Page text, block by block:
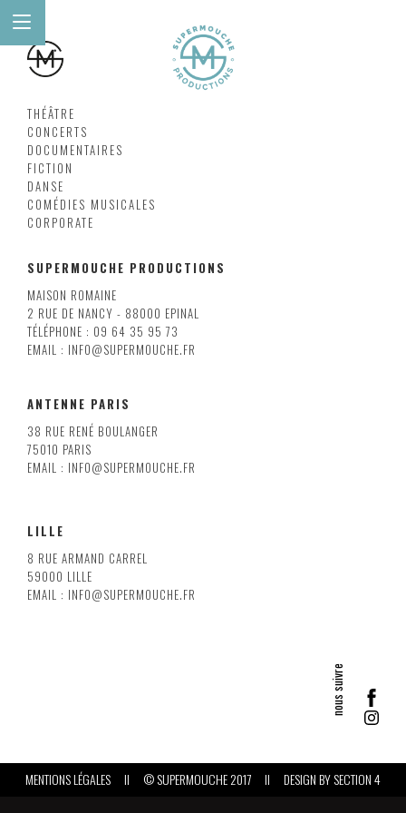
THÉÂTRE
CONCERTS
DOCUMENTAIRES
FICTION
DANSE
COMÉDIES MUSICALES
CORPORATE
SUPERMOUCHE PRODUCTIONS
MAISON ROMAINE
2 RUE DE NANCY - 88000 EPINAL
TÉLÉPHONE : 09 64 35 95 73
EMAIL : INFO@SUPERMOUCHE.FR
ANTENNE PARIS
38 RUE RENÉ BOULANGER
75010 PARIS
EMAIL : INFO@SUPERMOUCHE.FR
LILLE
8 RUE ARMAND CARREL
59000 LILLE
EMAIL : INFO@SUPERMOUCHE.FR
MENTIONS LÉGALES II © SUPERMOUCHE 2017 II DESIGN BYSECTION 4